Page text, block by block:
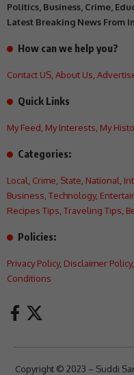
Politics, Business, Crime,
Latest Breaking News From
How can we help you?
Contact US About Us
Quick Links
My Feed My Interests My
Categories:
Local Crime State National
Business Technology,
Recipes Tips Traveling Tips
Policies:
Privacy Policy, Disclaimer Policy,
Conditions
Copyright © 2023 – Suddi